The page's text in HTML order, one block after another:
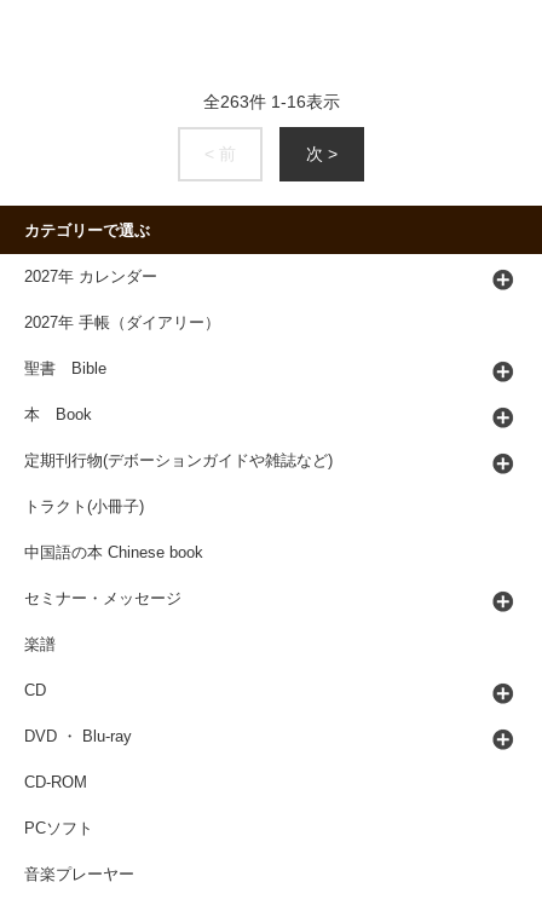
全263件 1-16表示
< 前 次 >
カテゴリーで選ぶ
2027年 カレンダー
2027年 手帳（ダイアリー）
聖書 Bible
本 Book
定期刊行物(デボーションガイドや雑誌など)
トラクト(小冊子)
中国語の本 Chinese book
セミナー・メッセージ
楽譜
CD
DVD ・ Blu-ray
CD-ROM
PCソフト
音楽プレーヤー